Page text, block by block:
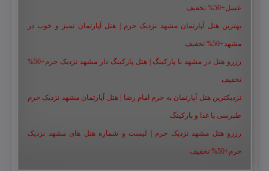
عسل+50% تخفیف
بهترین هتل آپارتمان مشهد نزدیک حرم | هتل آپارتمان تمیز و خوب در
مشهد+50% تخفیف
رزرو هتل در مشهد با پارکینگ | هتل پارکینگ دار مشهد نزدیک حرم+50%
تخفیف
نزدیکترین هتل آپارتمان به حرم امام رضا | هتل آپارتمان مشهد نزدیک حرم
طبرسی با غذا و پارکینگ
رزرو هتل مشهد نزدیک حرم | لیست و شماره هتل های مشهد نزدیک
حرم+50% تخفیف